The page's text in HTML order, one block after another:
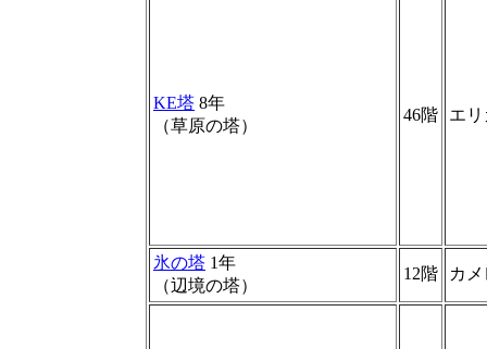
KE塔 8年
（草原の塔）
46階 エ
氷の塔 1年
（辺境の塔）
12階 カ